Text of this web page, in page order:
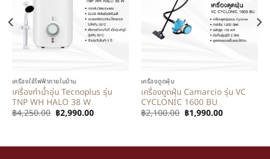
เครื่องใช้ไฟฟ้าภายในบ้าน
เครื่องทำน้ำอุ่น Tecnoplus รุ่น
TNP WH HALO 38 W
฿4,250.00 ฿2,990.00
เครื่องดูดฝุ่น
เครื่องดูดฝุ่น Camarcio รุ่น VC
CYCLONIC 1600 BU
฿2,100.00 ฿1,990.00